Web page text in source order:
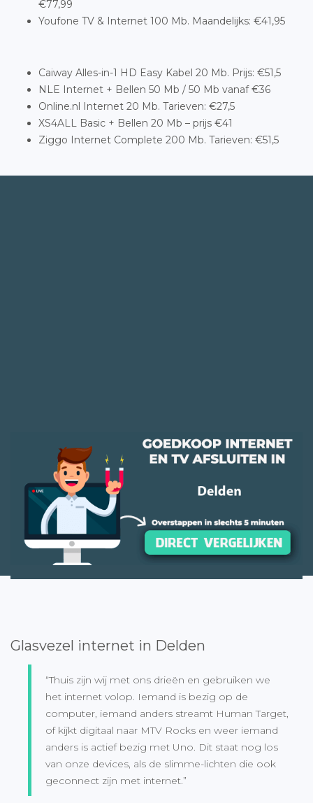
€77,99
Youfone TV & Internet 100 Mb. Maandelijks: €41,95
Caiway Alles-in-1 HD Easy Kabel 20 Mb. Prijs: €51,5
NLE Internet + Bellen 50 Mb / 50 Mb vanaf €36
Online.nl Internet 20 Mb. Tarieven: €27,5
XS4ALL Basic + Bellen 20 Mb – prijs €41
Ziggo Internet Complete 200 Mb. Tarieven: €51,5
Glasvezel internet in Delden
“Thuis zijn wij met ons drieën en gebruiken we
het internet volop. Iemand is bezig op de
computer, iemand anders streamt Human Target,
of kijkt digitaal naar MTV Rocks en weer iemand
anders is actief bezig met Uno. Dit staat nog los
van onze devices, als de slimme-lichten die ook
geconnect zijn met internet.”